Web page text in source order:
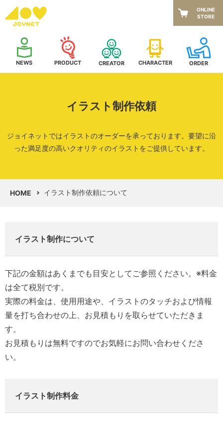
NEWS PRODUCT CREATOR CHARACTER ORDER
ONLINE
STORE
イラスト制作依頼
ジョイネットではイラストのオーダーを承っております。 要望に沿
った満足度の高いクオリティのイラストをご提供しています。
HOME イラスト制作依頼について
イラスト制作について
下記の金額はあくまでも目安としてご参照ください。※料金
は全て税別です。
実際の料金は、使用用途や、イラストのタッチおよび情報
量を打ち合わせの上、お見積もりを取らせていただきま
す。
お見積もりは無料ですのでお気軽にお問い合わせくださ
い。
イラスト制作料金